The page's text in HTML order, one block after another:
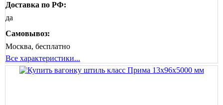
Доставка по РФ:
да
Самовывоз:
Москва, бесплатно
Все характеристики...